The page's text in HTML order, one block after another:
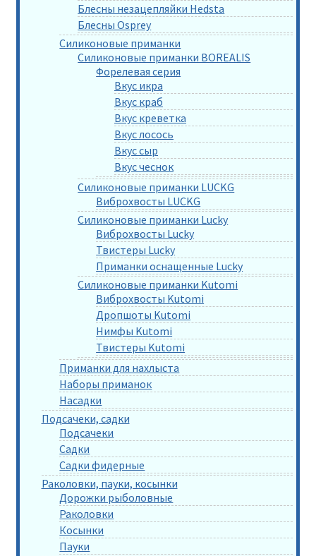
Блесны незацепляйки Hedsta
Блесны Osprey
Силиконовые приманки
Силиконовые приманки BOREALIS
Форелевая серия
Вкус икра
Вкус краб
Вкус креветка
Вкус лосось
Вкус сыр
Вкус чеснок
Силиконовые приманки LUCKG
Виброхвосты LUCKG
Силиконовые приманки Lucky
Виброхвосты Lucky
Твистеры Lucky
Приманки оснащенные Lucky
Силиконовые приманки Kutomi
Виброхвосты Kutomi
Дропшоты Kutomi
Нимфы Kutomi
Твистеры Kutomi
Приманки для нахлыста
Наборы приманок
Насадки
Подсачеки, садки
Подсачеки
Садки
Садки фидерные
Раколовки, пауки, косынки
Дорожки рыболовные
Раколовки
Косынки
Пауки